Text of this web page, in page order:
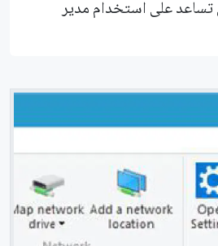
تساعد على استخدام مدير